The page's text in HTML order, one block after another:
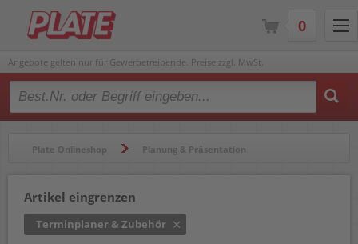
Angebote gelten nur für Gewerbetreibende. Preise zzgl. MwSt.
Type 2 or more characters for results.
Plate Onlineshop Planung & Präsentation
Artikel eingrenzen
Terminplaner & Zubehör
0